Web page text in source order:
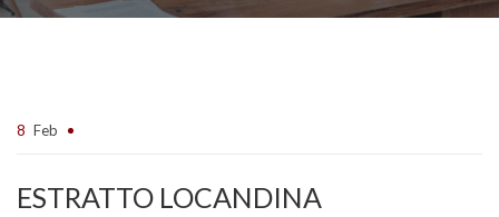
8 Feb
ESTRATTO LOCANDINA